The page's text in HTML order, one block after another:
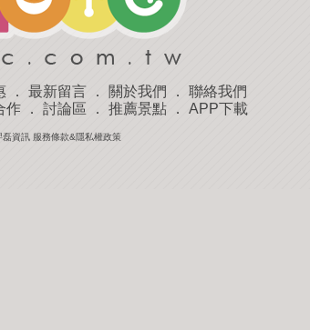
． 最新留言 ． 關於我們 ． 聯絡我們
作． 討論區 ． 推薦景點． APP下載
磊資訊 服務條款&隱私權政策